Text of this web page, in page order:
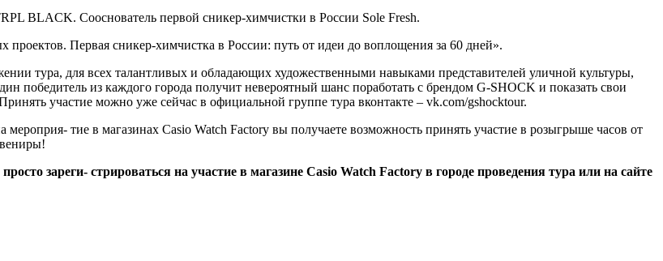
BLACK. Сооснователь первой сникер-химчистки в Росcии Sole Fresh.
Первая сникер-химчистка в России: путь от идеи до воплощения за 60 дней».
тура, для всех талантливых и обладающих художественными навыками представителей уличной культуры,
победитель из каждого города получит невероятный шанс поработать с брендом G-SHOCK и показать свои
участие можно уже сейчас в официальной группе тура вконтакте – vk.com/gshocktour.
тие в магазинах Casio Watch Factory вы получаете возможность принять участие в розыгрыше часов от
зареги- стрироваться на участие в магазине Casio Watch Factory в городе проведения тура или на сайте